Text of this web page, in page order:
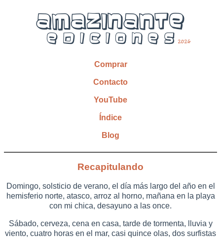
Comprar
Contacto
YouTube
Índice
Blog
Recapitulando
Domingo, solsticio de verano, el día más largo del año en el
hemisferio norte, atasco, arroz al horno, mañana en la playa
con mi chica, desayuno a las once.
Sábado, cerveza, cena en casa, tarde de tormenta, lluvia y
viento, cuatro horas en el mar, casi quince olas, dos surfistas